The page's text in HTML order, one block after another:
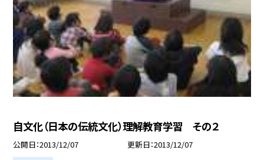
自文化（日本の伝統文化）理解教育学習 その２
公開日 2013/12/07 更新日 2013/12/07